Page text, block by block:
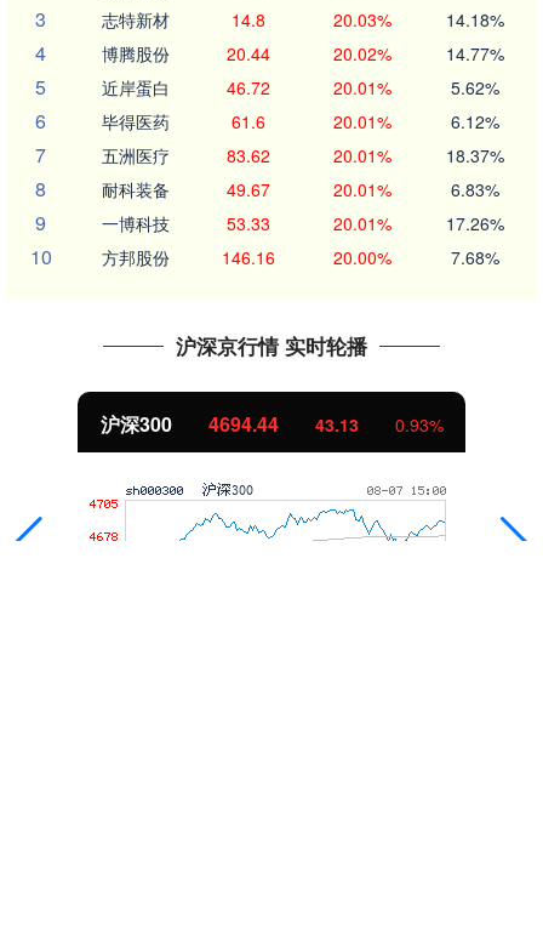
3 志特新材 14.8 20.03% 14.18%
4 博腾股份 20.44 20.02% 14.77%
5 近岸蛋白 46.72 20.01% 5.62%
6 毕得医药 61.6 20.01% 6.12%
7 五洲医疗 83.62 20.01% 18.37%
8 耐科装备 49.67 20.01% 6.83%
9 一博科技 53.33 20.01% 17.26%
10 方邦股份 146.16 20.00% 7.68%
沪深京行情 实时轮播
北证50 1134.24